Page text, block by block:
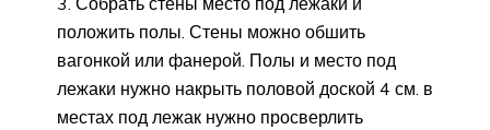
положить полы. Стены можно обшить
вагонкой или фанерой. Полы и место под
лежаки нужно накрыть половой доской 4 см. в
местах под лежак нужно просверлить